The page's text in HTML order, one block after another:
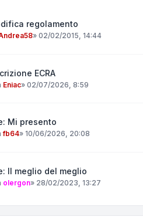
regolamento
» 02/02/2015, 14:44
ECRA
Eniac» 02/07/2026, 8:59
Mi presento
fb64» 10/06/2026, 20:08
Il meglio del meglio
olergon» 28/02/2023, 13:27